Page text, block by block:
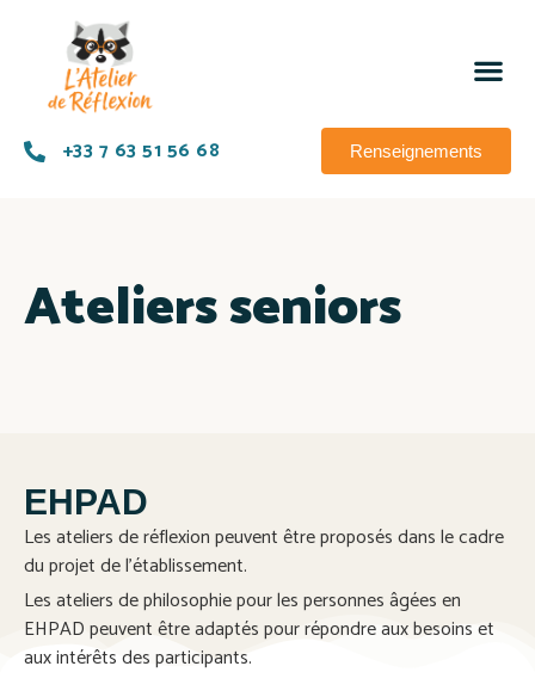
+33 7 63 51 56 68 Renseignements
Ateliers seniors
EHPAD
Les ateliers de réflexion peuvent être proposésdans le cadre
du projet de l’établissement.
Les ateliers de philosophie pour les personnes âgées en
EHPAD peuvent être adaptés pour répondre aux besoins et
aux intérêts des participants.